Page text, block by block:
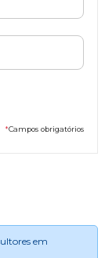
*Campos obrigatórios
em